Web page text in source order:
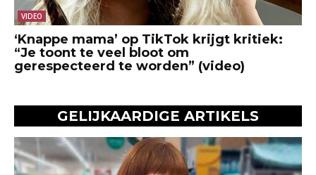
VIDEO
‘Knappe mama’ op TikTok krijgt kritiek:
“Je toont te veel bloot om
gerespecteerd te worden” (video)
GELIJKAARDIGE ARTIKELS